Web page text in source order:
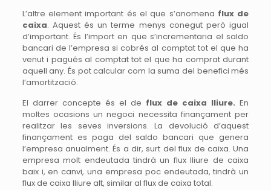
L’altre element important és el que s’anomena flux de
caixa. Aquest és un terme menys conegut però igual
d’important. És l’import en que s’incrementaria el saldo
bancari de l’empresa si cobrés al comptat tot el que ha
venut i pagués al comptat tot el que ha comprat durant
aquell any. És pot calcular com la suma del benefici més
l’amortització.
El darrer concepte és el de flux de caixa lliure. En
moltes ocasions un negoci necessita finançament per
realitzar les seves inversions. La devolució d’aquest
finançament es paga del saldo bancari que genera
l’empresa anualment. És a dir, surt del flux de caixa. Una
empresa molt endeutada tindrà un flux lliure de caixa
baix i, en canvi, una empresa poc endeutada, tindrà un
flux de caixa lliure alt, similar al flux de caixa total.